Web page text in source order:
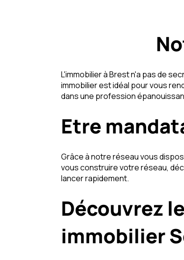
L'immobilier à Brest n'a pas de
immobilier est idéal pour vous
dans une profession
Etre
Grâce à notre réseau vous
vous construire votre réseau,
lancer rapidement.
Découvrez
immobilier